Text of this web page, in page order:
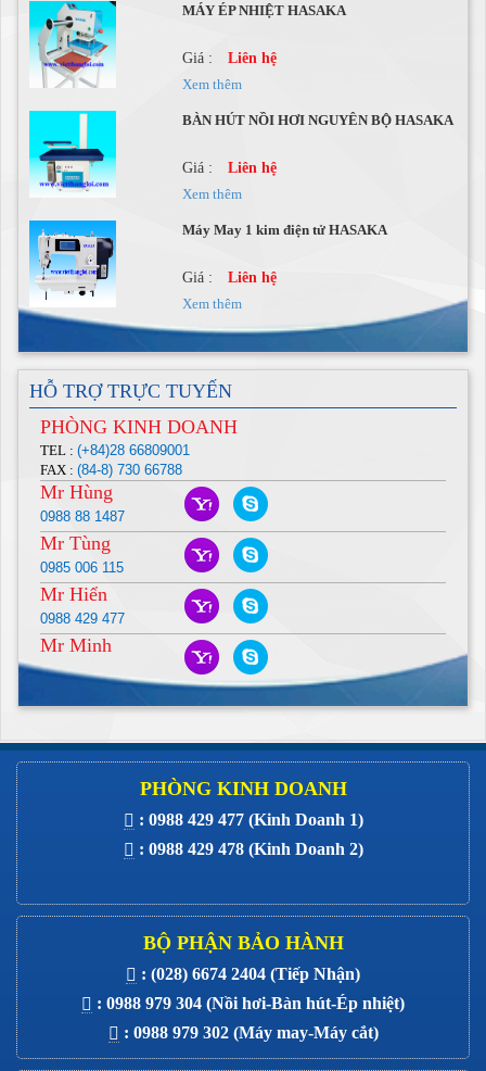
MÁY ÉP NHIỆT HASAKA
Giá :
Liên hệ
Xem thêm
BÀN HÚT NỒI HƠI NGUYÊN BỘ HASAKA
Giá :
Liên hệ
Xem thêm
Máy May 1 kim điện tử HASAKA
Giá :
Liên hệ
Xem thêm
Máy Nhồi Lông Vũ
Giá :
Liên hệ
Xem thêm
Máy Nhồi Lông Vũ
Giá :
Liên hệ
Xem thêm
Máy Nhồi Lông Vũ 2P-6G
Giá :
Liên hệ
Xem thêm
Máy Nhồi Lông Vũ
Giá :
Liên hệ
Xem thêm
Giá :
Liên hệ
Xem thêm
Giá :
Liên hệ
MOTOR BẮT MÁY MỘT KIM CO
Liên hệ
HỖ TRỢ TRỰC TUYẾN
PHÒNG KINH DOANH
TEL : (+84)28 66809001
FAX : (84-8) 730 66788
Mr Hùng
0988 88 1487
Mr Tùng
0985 006 115
Mr Hiển
0988 429 477
Mr Minh
PHÒNG KINH DOANH
: 0988 429 477 (Kinh Doanh 1)
: 0988 429 478 (Kinh Doanh 2)
BỘ PHẬN BẢO HÀNH
: (028) 6674 2404 (Tiếp Nhận)
: 0988 979 304 (Nồi hơi-Bàn hút-Ép nhiệt)
: 0988 979 302 (Máy may-Máy cắt)